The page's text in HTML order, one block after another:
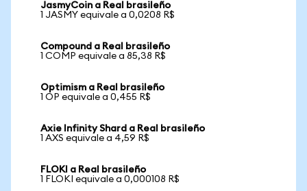
JasmyCoin a Real brasileño
1 JASMY equivale a 0,0208 R$
Compound a Real brasileño
1 COMP equivale a 85,38 R$
Optimism a Real brasileño
1 OP equivale a 0,455 R$
Axie Infinity Shard a Real brasileño
1 AXS equivale a 4,59 R$
FLOKI a Real brasileño
1 FLOKI equivale a 0,000108 R$